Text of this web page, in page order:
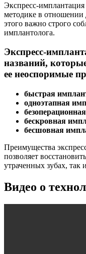
Экспресс-имплантация
методике в отношении
этого важно строго
имплантолога.
Экспресс-
названий,
ее неоспоримые
быстрая
одноэтапная
бескровная
бесшовная
Преимущества
позволяет
утраченных зубах, так
Видео о